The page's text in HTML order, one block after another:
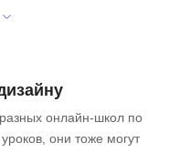
онлайн-школ по
они тоже могут